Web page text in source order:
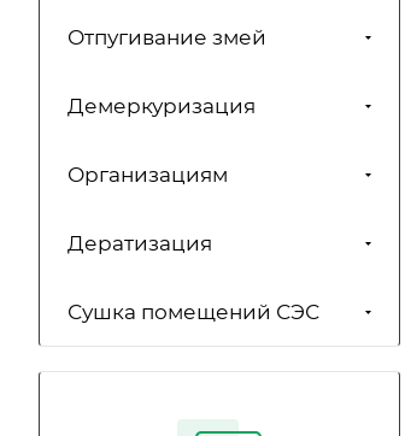
Отпугивание змей
Демеркуризация
Организациям
Дератизация
Сушка помещений СЭС